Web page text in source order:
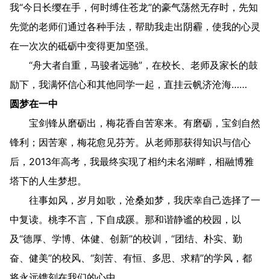
我“今日长缨在手，何时缚住苍龙”的豪气荡然无存时，先知
先觉的老师们通过各种手法，帮助我走出阴霾，使我的心灵
在一次次的砥砺中变得更加坚强。
“舟大者自重，马骏者远驰”，在校长、老师及家长的鼓
励下，我满怀信心和其他同学一起，直挂云帆济沧海……
圆梦在一中
宝剑锋从磨砺出，梅花香自苦寒来。有磨砺，宝剑自然
锋利；因苦寒，梅花愈见芬芳。从老师那获得知识与信心
后，2013年高考，我最终实现了相约未名湖畔，相融博雅
塔下的人生梦想。
往事如风，岁月如歌，沧桑如梦，我庆幸自己选择了一
中复读。桃李不言，下自成蹊。那和谐静谧的校园，以
及“德厚、学博、体健、创新”的校训，“团结、朴实、勤
奋、健美”的校风、“刻苦、有恒、多思、求精”的学风，都